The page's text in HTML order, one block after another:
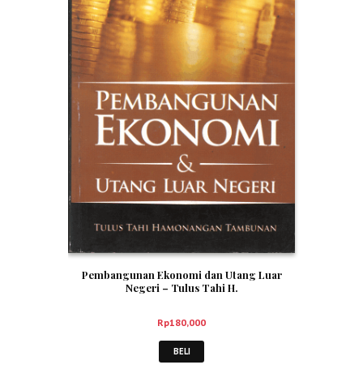
Pembangunan Ekonomi dan Utang Luar
Negeri – Tulus Tahi H.
Rp180,000
BELI